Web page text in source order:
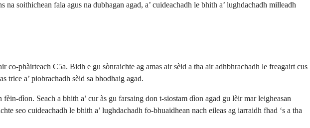
soithichean fala agus na dubhagan agad, a’ cuideachadh le bhith a’ lughdachadh milleadh
co-phàirteach C5a. Bidh e gu sònraichte ag amas air sèid a tha air adhbhrachadh le freagairt cus
trice a’ piobrachadh sèid sa bhodhaig agad.
dìon. Seach a bhith a’ cur às gu farsaing don t-siostam dìon agad gu lèir mar leigheasan
seo cuideachadh le bhith a’ lughdachadh fo-bhuaidhean nach eileas ag iarraidh fhad ‘s a tha